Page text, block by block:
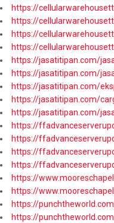
https://
https://
https://
https://
https://jasatitipan.com/
https://jasatitipan.com/
https://jasatitipan.com/
https://jasatitipan.com/
https://jasatitipan.com/
https://
https://
https://
https://
https://
https://
https://
https://